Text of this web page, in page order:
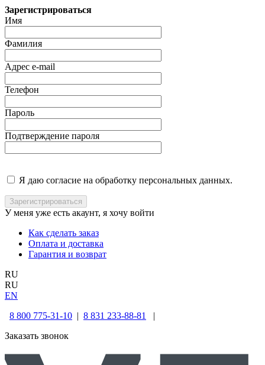
Зарегистрироваться
Имя
Фамилия
Адрес e-mail
Телефон
Пароль
Подтверждение пароля
Я даю согласие на обработку персональных данных.
У меня уже есть акаунт, я хочу войти
Как сделать заказ
Оплата и доставка
Гарантия и возврат
RU
RU
EN
8 800 775-31-10 | 8 831 233-88-81
|
Заказать звонок